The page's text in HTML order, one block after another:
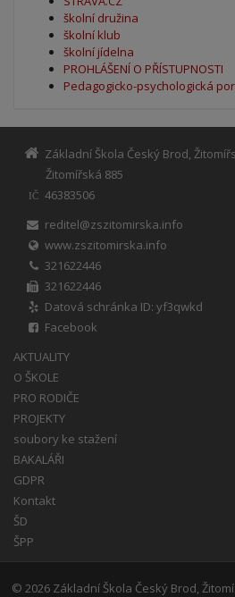
školní družina
školní klub
školní jídelna
PROHLÁŠENÍ O PŘÍSTUPNOSTI
Pedagogicko-psychologická
Základní Škola Český Brod,
Žitomířská 885
IČ
46383506
reditel@zszitomirska.info
www.zszitomirska.info
321622446
321622446
Datová schránka ID: yf3qwkd
Facebook
AKTUALITY
O ŠKOLE
PRO RODIČE
PROJEKTY
soubory ke stažení
BAKALÁŘI
GDPR
Kontakt
ŠD
ŠPP
© 2026 Základní Škola Český Brod,